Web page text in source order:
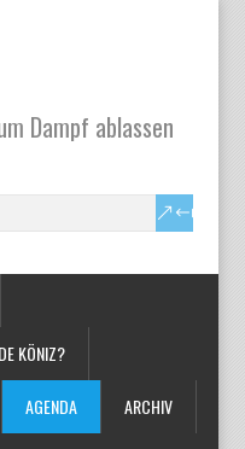
Dampf ablassen
KÖNIZ?
AGENDA ARCHIV